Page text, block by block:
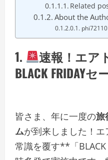
Related
About the
phi72110
1.
速報！エア
BLACK FRIDAY
皆さま、年に一度の旅
ムが到来しました！
常識を覆す**「